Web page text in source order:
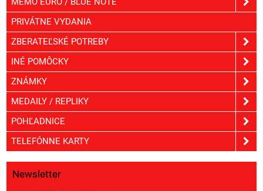
PRIVÁTNE VYDANIA
ZBERATEĽSKÉ POTREBY
INÉ POMÔCKY
ZNÁMKY
MEDAILY / REPLIKY
POHĽADNICE
TELEFÓNNE KARTY
Newsletter